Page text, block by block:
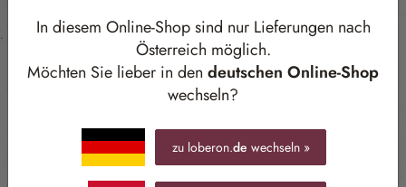
In diesem Online-Shop sind nur Lieferungen nach
Österreich möglich.
Möchten Sie lieber in den deutschen Online-Shop
wechseln?
zu loberon.de wechseln »